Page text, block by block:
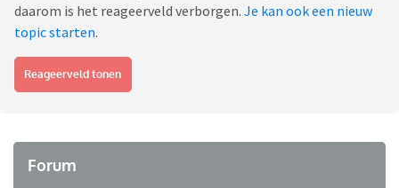
daarom is het reageerveld verborgen. Je kan ook een nieuw
topic starten.
Reageerveld tonen
Forum